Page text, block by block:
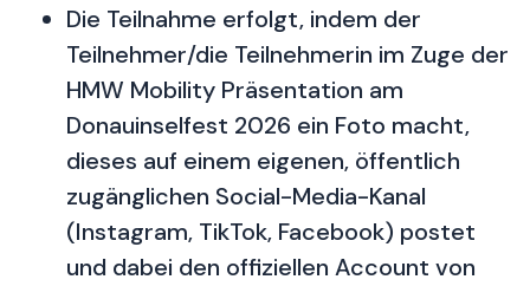
Die Teilnahme erfolgt, indem der
Teilnehmer/die Teilnehmerin im Zuge der
HMW Mobility Präsentation am
Donauinselfest 2026 ein Foto macht,
dieses auf einem eigenen, öffentlich
zugänglichen Social-Media-Kanal
(Instagram, TikTok, Facebook) postet
und dabei den offiziellen Account von